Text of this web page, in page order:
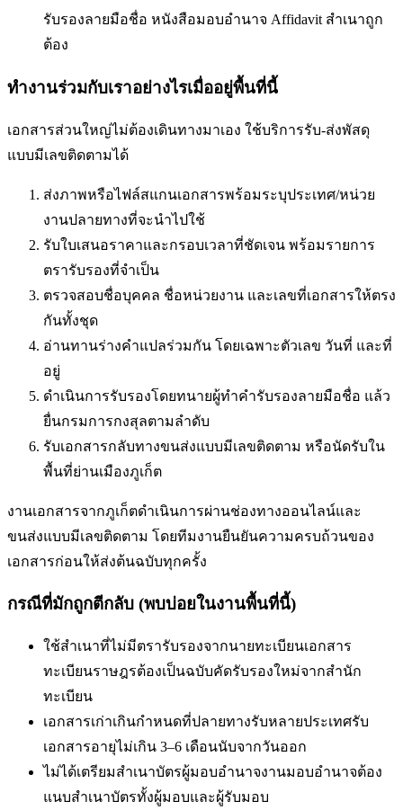
รับรองลายมือชื่อ หนังสือมอบอำนาจ Affidavit สำเนาถูก
ต้อง
ทำงานร่วมกับเราอย่างไรเมื่ออยู่พื้นที่นี้
เอกสารส่วนใหญ่ไม่ต้องเดินทางมาเอง ใช้บริการรับ-ส่งพัสดุ
แบบมีเลขติดตามได้
ส่งภาพหรือไฟล์สแกนเอกสารพร้อมระบุประเทศ/หน่วย
งานปลายทางที่จะนำไปใช้
รับใบเสนอราคาและกรอบเวลาที่ชัดเจน พร้อมรายการ
ตรารับรองที่จำเป็น
ตรวจสอบชื่อบุคคล ชื่อหน่วยงาน และเลขที่เอกสารให้ตรง
กันทั้งชุด
อ่านทานร่างคำแปลร่วมกัน โดยเฉพาะตัวเลข วันที่ และที่
อยู่
ดำเนินการรับรองโดยทนายผู้ทำคำรับรองลายมือชื่อ แล้ว
ยื่นกรมการกงสุลตามลำดับ
รับเอกสารกลับทางขนส่งแบบมีเลขติดตาม หรือนัดรับใน
พื้นที่ย่านเมืองภูเก็ต
งานเอกสารจากภูเก็ตดำเนินการผ่านช่องทางออนไลน์และ
ขนส่งแบบมีเลขติดตาม โดยทีมงานยืนยันความครบถ้วนของ
เอกสารก่อนให้ส่งต้นฉบับทุกครั้ง
กรณีที่มักถูกตีกลับ (พบบ่อยในงานพื้นที่นี้)
ใช้สำเนาที่ไม่มีตรารับรองจากนายทะเบียนเอกสาร
ทะเบียนราษฎรต้องเป็นฉบับคัดรับรองใหม่จากสำนัก
ทะเบียน
เอกสารเก่าเกินกำหนดที่ปลายทางรับหลายประเทศรับ
เอกสารอายุไม่เกิน 3–6 เดือนนับจากวันออก
ไม่ได้เตรียมสำเนาบัตรผู้มอบอำนาจงานมอบอำนาจต้อง
แนบสำเนาบัตรทั้งผู้มอบและผู้รับมอบ